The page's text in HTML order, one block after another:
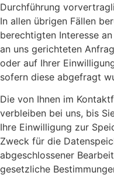
Durchführung
In allen übrigen Fällen
berechtigten Interesse
an uns gerichteten
oder auf Ihrer
sofern diese abgefragt
Die von Ihnen im
verbleiben bei uns, bis
Ihre Einwilligung zur
Zweck für die
abgeschlossener
gesetzliche